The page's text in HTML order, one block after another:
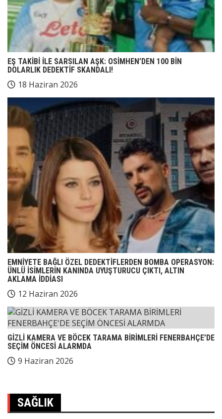
EŞ TAKİBİ İLE SARSILAN AŞK: OSİMHEN’DEN 100 BİN
DOLARLIK DEDEKTİF SKANDALI!
18 Haziran 2026
EMNİYETE BAĞLI ÖZEL DEDEKTİFLERDEN BOMBA OPERASYON:
ÜNLÜ İSİMLERİN KANINDA UYUŞTURUCU ÇIKTI, ALTIN
AKLAMA İDDİASI
12 Haziran 2026
GİZLİ KAMERA VE BÖCEK TARAMA BİRİMLERİ FENERBAHÇE’DE
SEÇİM ÖNCESİ ALARMDA
9 Haziran 2026
SAĞLIK